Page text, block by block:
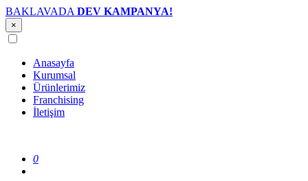
BAKLAVADA DEV KAMPANYA!
×
Anasayfa
Kurumsal
Ürünlerimiz
Franchising
İletişim
0